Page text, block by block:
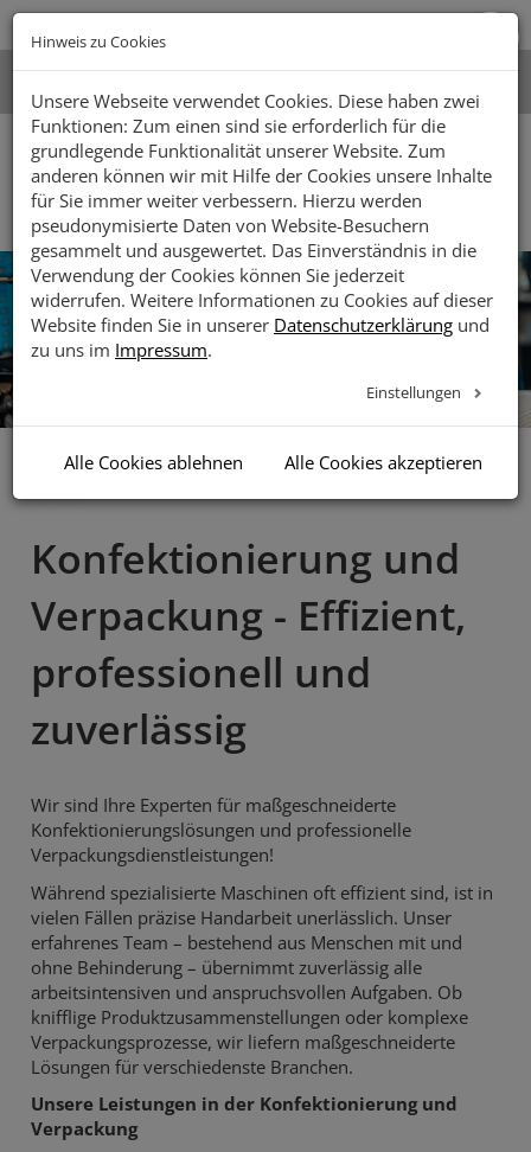
Zur
Hauptnavigation
Zum
Inhalt
Zum
Footer
FacebookInstagramLinkedInYoutubeSuche
Toggle
Vorlesen
Konfektionierung und
Verpackung - Effizient,
professionell und
zuverlässig
Wir sind Ihre Experten für maßgeschneiderte
Konfektionierungslösungen und professionelle
Verpackungsdienstleistungen!
Während spezialisierte Maschinen oft effizient sind, ist in
vielen Fällen präzise Handarbeit unerlässlich. Unser
erfahrenes Team – bestehend aus Menschen mit und
ohne Behinderung – übernimmt zuverlässig alle
arbeitsintensiven und anspruchsvollen Aufgaben. Ob
knifflige Produktzusammenstellungen oder komplexe
Verpackungsprozesse, wir liefern maßgeschneiderte
Lösungen für verschiedenste Branchen.
Unsere Leistungen in der Konfektionierung und
Verpackung
Hinweis zu Cookies
Unsere Webseite verwendet Cookies. Diese haben zwei
Funktionen: Zum einen sind sie erforderlich für die
grundlegende Funktionalität unserer Website. Zum
anderen können wir mit Hilfe der Cookies unsere Inhalte
für Sie immer weiter verbessern. Hierzu werden
pseudonymisierte Daten von Website-Besuchern
gesammelt und ausgewertet. Das Einverständnis in die
Verwendung der Cookies können Sie jederzeit
widerrufen. Weitere Informationen zu Cookies auf dieser
Website finden Sie in unserer Datenschutzerklärung und
zu uns im Impressum.
Einstellungen
Alle Cookies ablehnen Alle Cookies akzeptieren